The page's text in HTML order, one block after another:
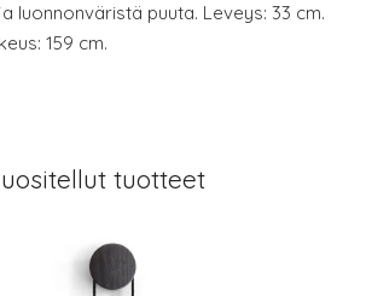
luonnonväristä puuta. Leveys: 33 cm.
159 cm.
tuotteet